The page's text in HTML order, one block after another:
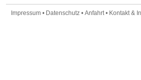
Impressum • Datenschutz • Anfahrt• Kontakt &